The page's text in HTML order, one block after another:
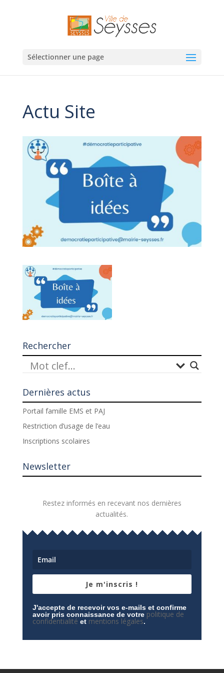
Sélectionner une page
Actu Site
Rechercher
Dernières actus
Portail famille EMS et PAJ
Restriction d’usage de l’eau
Inscriptions scolaires
Newsletter
Restez informés en recevant nos dernières
actualités.
Je m'inscris !
J'accepte de recevoir vos e-mails et confirme
avoir pris connaissance de votre politique de
confidentialité et mentions légales.